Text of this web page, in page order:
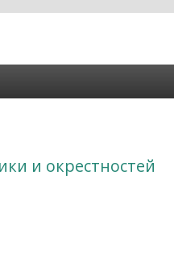
и окрестностей